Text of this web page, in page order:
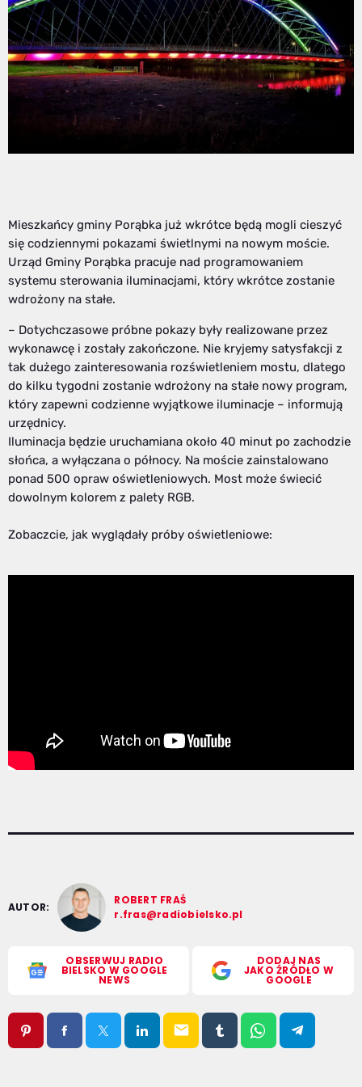
Mieszkańcy gminy Porąbka już wkrótce będą mogli cieszyć
się codziennymi pokazami świetlnymi na nowym moście.
Urząd Gminy Porąbka pracuje nad programowaniem
systemu sterowania iluminacjami, który wkrótce zostanie
wdrożony na stałe.
– Dotychczasowe próbne pokazy były realizowane przez
wykonawcę i zostały zakończone. Nie kryjemy satysfakcji z
tak dużego zainteresowania rozświetleniem mostu, dlatego
do kilku tygodni zostanie wdrożony na stałe nowy program,
który zapewni codzienne wyjątkowe iluminacje – informują
urzędnicy.
Iluminacja będzie uruchamiana około 40 minut po zachodzie
słońca, a wyłączana o północy. Na moście zainstalowano
ponad 500 opraw oświetleniowych. Most może świecić
dowolnym kolorem z palety RGB.
Zobaczcie, jak wyglądały próby oświetleniowe:
AUTOR:
ROBERT FRAŚ
r.fras@radiobielsko.pl
OBSERWUJ RADIO
BIELSKO W GOOGLE
NEWS
DODAJ NAS
JAKO ŹRÓDŁO W
GOOGLE
email